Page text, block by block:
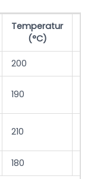
Temperatur
(°C)
200
190
210
180